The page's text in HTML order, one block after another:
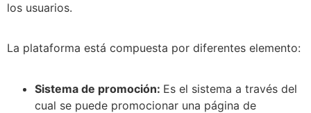
los usuarios.
La plataforma está compuesta por diferentes elemento:
Sistema de promoción: Es el sistema a través del
cual se puede promocionar una página de